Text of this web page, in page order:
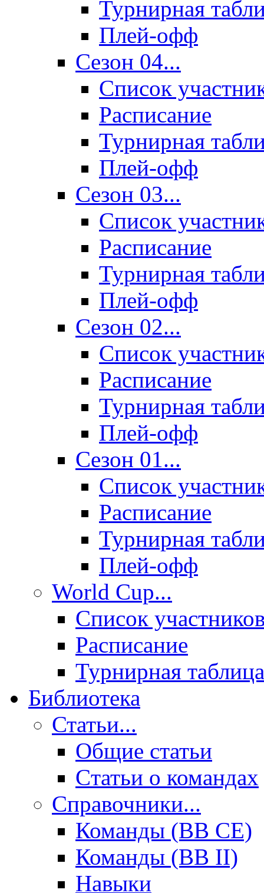
Турнирная
Плей-офф
Сезон 04...
Список
Расписание
Турнирная
Плей-офф
Сезон 03...
Список
Расписание
Турнирная
Плей-офф
Сезон 02...
Список
Расписание
Турнирная
Плей-офф
Сезон 01...
Список
Расписание
Турнирная
Плей-офф
World Cup...
Список
Расписание
Турнирная таблица
Библиотека
Статьи...
Общие статьи
Cтатьи о командах
Справочники...
Команды (BB CE)
Команды (BB II)
Навыки